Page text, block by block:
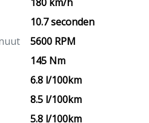
10.7 seconden
5600 RPM
145 Nm
6.8 l/100km
8.5 l/100km
5.8 l/100km